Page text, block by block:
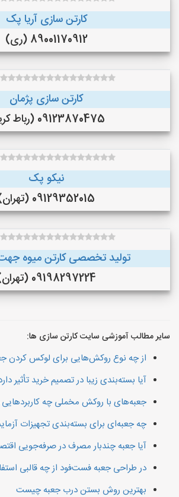
کارتن سازی آریا پک
89001170912 (ری)
کارتن سازی پژمان
09123870475 (رباط کریم)
نیکو پک
09129352015 (تهران)
تولید تخصصی کارتن میوه
09198297224 (تهران)
سایر مطالب آموزشی سایت کارتن سازی ها:
از چه نوع روکش‌هایی برای لوکس کردن
آیا بسته‌بندی زیبا در تصمیم خرید تأثیر
جعبه‌های با روکش مخملی چه کاربردهایی
چه جعبه‌ای برای بسته‌بندی تجهیزات
آیا جعبه چندبار مصرف در صرفه‌جویی
در طراحی جعبه فست‌فود از چه قالبی
بهترین روش بستن درب جعبه چیست